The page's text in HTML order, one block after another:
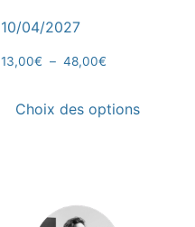
10/04/2027
13,00€ – 48,00€
Choix des options